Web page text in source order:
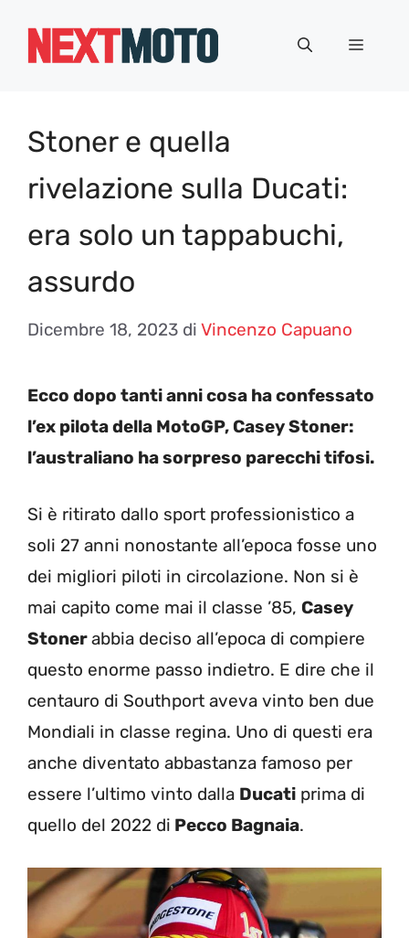
Menu
Stoner e quella
rivelazione sulla Ducati:
era solo un tappabuchi,
assurdo
Dicembre 18, 2023 di Vincenzo Capuano
Ecco dopo tanti anni cosa ha confessato
l’ex pilota della MotoGP, Casey Stoner:
l’australiano ha sorpreso parecchi tifosi.
Si è ritirato dallo sport professionistico a
soli 27 anni nonostante all’epoca fosse uno
dei migliori piloti in circolazione. Non si è
mai capito come mai il classe ’85, Casey
Stonerabbia deciso all’epoca di compiere
questo enorme passo indietro. E dire che il
centauro di Southport aveva vinto ben due
Mondiali in classe regina. Uno di questi era
anche diventato abbastanza famoso per
essere l’ultimo vinto dalla Ducati prima di
quello del 2022 di Pecco Bagnaia.